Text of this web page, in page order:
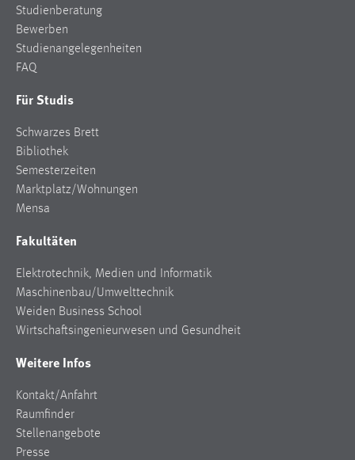
Studienberatung
Bewerben
Studienangelegenheiten
FAQ
Für Studis
Schwarzes Brett
Bibliothek
Semesterzeiten
Marktplatz/Wohnungen
Mensa
Fakultäten
Elektrotechnik, Medien und Informatik
Maschinenbau/Umwelttechnik
Weiden Business School
Wirtschaftsingenieurwesen und Gesundheit
Weitere Infos
Kontakt/Anfahrt
Raumfinder
Stellenangebote
Presse